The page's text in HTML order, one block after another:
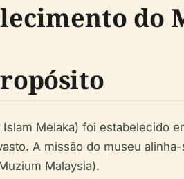
do
Melaka) foi estabelecido
A missão do museu
Malaysia).